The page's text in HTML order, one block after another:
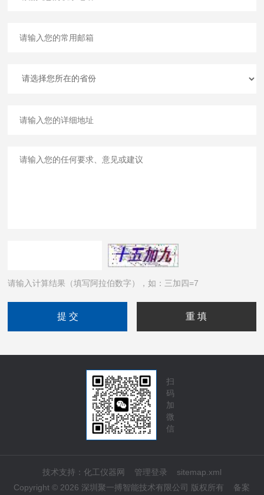
请输入计算结果（填写阿拉伯数字），如：三加四=7
扫
码
加
微
信
技术支持： 化工仪器网 管理登录
sitemap.xml
Copyright © 2026 深圳聚一搏智能技术有限公司 版权所有 备案